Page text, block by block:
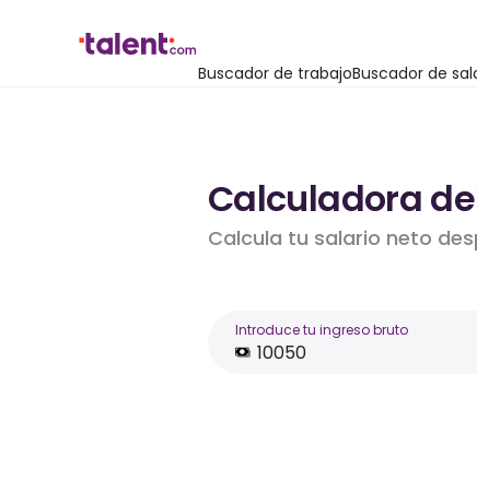
Buscador de trabajoBuscador de
Calculadora
Calcula tu salario neto
Introduce tu ingreso bruto